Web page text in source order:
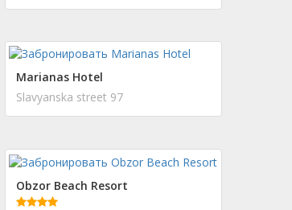
Marianas Hotel
Slavyanska street 97
Obzor Beach Resort